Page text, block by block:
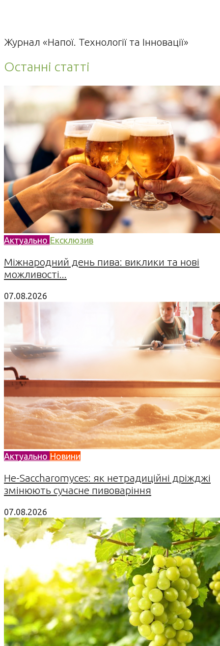
Журнал «Напої. Технології та Інновації»
Останні статті
Актуально Ексклюзив
Міжнародний день пива: виклики та нові
можливості...
07.08.2026
Актуально Новини
Не-Saccharomyces: як нетрадиційні дріжджі
змінюють сучасне пивоваріння
07.08.2026